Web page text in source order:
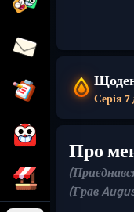
Серія 7
Про
(Грав